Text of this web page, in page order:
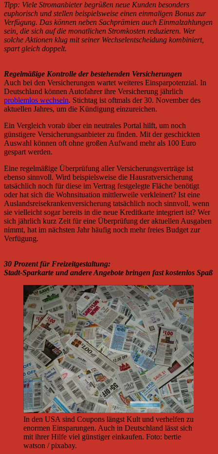
Tipp: Viele Stromanbieter begrüßen neue Kunden besonders
euphorisch und stellen beispielsweise einen einmaligen Bonus zur
Verfügung. Das können neben Sachprämien auch Einmalzahlungen
sein, die sich auf die monatlichen Stromkosten reduzieren. Wer
solche Aktionen klug mit seiner Wechselentscheidung kombiniert,
spart gleich doppelt.
Regelmäßige Kontrolle der bestehenden Versicherungen
Auch bei den Versicherungen wartet weiteres Einsparpotenzial. In
Deutschland können Autofahrer ihre Versicherung jährlich
problemlos wechseln. Stichtag ist oftmals der 30. November des
aktuellen Jahres, um die Kündigung einzureichen.
Ein Vergleich vorab über ein neutrales Portal hilft, um noch
günstigere Versicherungsanbieter zu finden. Mit der geschickten
Auswahl können oft ohne großen Aufwand mehr als 100 Euro
gespart werden.
Eine regelmäßige Überprüfung aller Versicherungsverträge ist
ebenso sinnvoll. Wird beispielsweise die Hausratversicherung
tatsächlich noch für diese im Vertrag festgelegte Fläche benötigt
oder hat sich die Wohnsituation mittlerweile verkleinert? Ist eine
Auslandsreisekrankenversicherung tatsächlich noch sinnvoll, wenn
sie vielleicht sogar bereits in die neue Kreditkarte integriert ist? Wer
sich jährlich kurz Zeit für eine Überprüfung der aktuellen Ausgaben
nimmt, hat im nächsten Jahr häufig noch mehr freies Budget zur
Verfügung.
30 Prozent für Freizeitgestaltung:
Stadt-Sparkarte und andere Angebote bringen fast kostenlos Spaß
In den USA sind Coupons längst Kult und verhelfen zu
enormen Einsparungen. Auch in Deutschland lässt sich
mit ihrer Hilfe viel günstiger einkaufen. Foto: bertie
watson / pixabay.